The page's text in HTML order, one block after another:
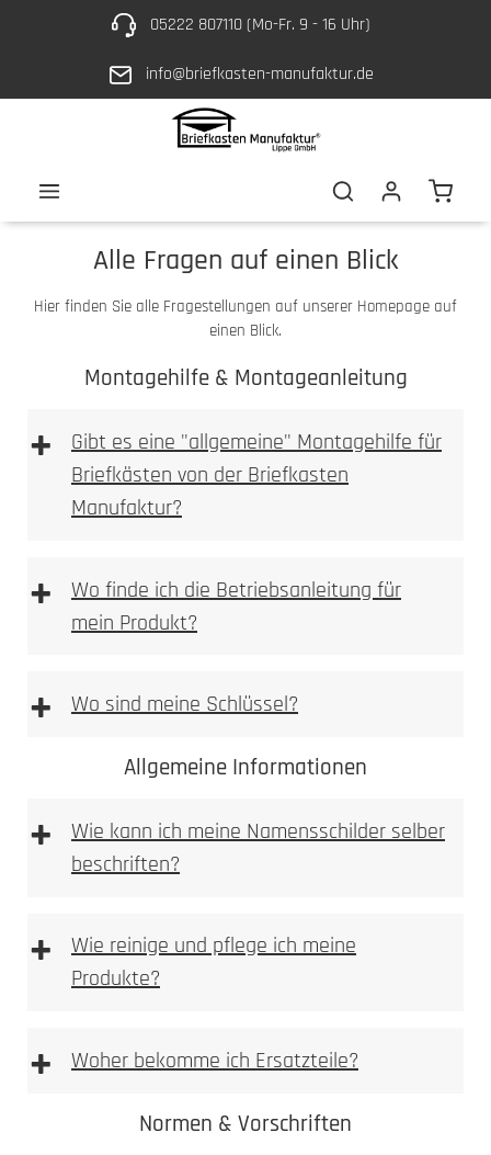
Zum Hauptinhalt springen05222 807110 (Mo-Fr. 9 - 16 Uhr)
info@briefkasten-manufaktur.de
Alle Fragen auf einen Blick
Hier finden Sie alle Fragestellungen auf unserer Homepage auf
einen Blick.
Montagehilfe & Montageanleitung
+
Gibt es eine "allgemeine" Montagehilfe für
Briefkästen von der Briefkasten
Manufaktur?
+
Wo finde ich die Betriebsanleitung für
mein Produkt?
+ Wo sind meine Schlüssel?
Allgemeine Informationen
+
Wie kann ich meine Namensschilder selber
beschriften?
Vorlage Sicherheits Namensschild Typ 1 [PDF
+
Wie reinige und pflege ich meine
Produkte?
+ Woher bekomme ich Ersatzteile?
Normen & Vorschriften